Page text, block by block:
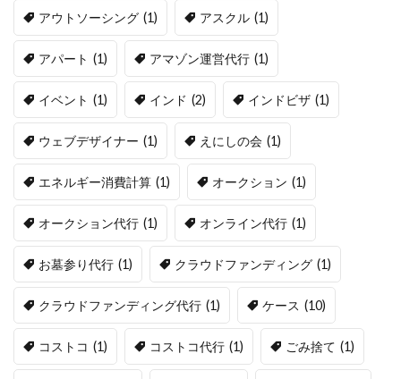
アウトソーシング (1) アスクル (1)
アパート (1) アマゾン運営代行 (1)
イベント (1) インド (2) インドビザ (1)
ウェブデザイナー (1) えにしの会 (1)
エネルギー消費計算 (1) オークション (1)
オークション代行 (1) オンライン代行 (1)
お墓参り代行 (1) クラウドファンディング (1)
クラウドファンディング代行 (1) ケース (10)
コストコ (1) コストコ代行 (1) ごみ捨て (1)